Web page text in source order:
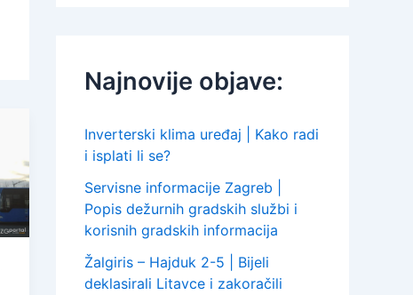
o
rNajnovije objave:
Inverterski klima uređaj | Kako radi
i isplati li se?
Servisne informacije Zagreb |
Popis dežurnih gradskih službi i
korisnih gradskih informacija
Žalgiris – Hajduk 2-5 | Bijeli
deklasirali Litavce i zakoračili